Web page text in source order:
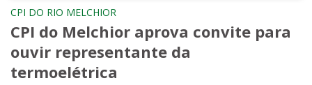
CPI DO RIO MELCHIOR
CPI do Melchior aprova convite para
ouvir representante da
termoelétrica